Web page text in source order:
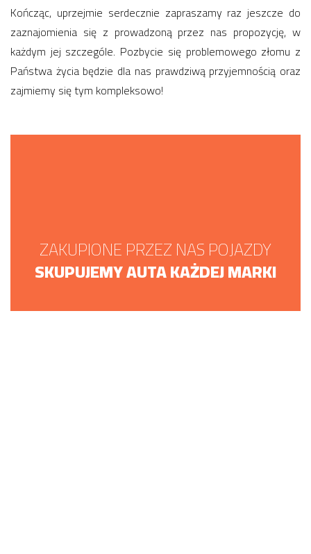
Kończąc, uprzejmie serdecznie zapraszamy raz jeszcze do
zaznajomienia się z prowadzoną przez nas propozycję, w
każdym jej szczególe. Pozbycie się problemowego złomu z
Państwa życia będzie dla nas prawdziwą przyjemnością oraz
zajmiemy się tym kompleksowo!
ZAKUPIONE PRZEZ NAS POJAZDY
SKUPUJEMY AUTA KAŻDEJ MARKI